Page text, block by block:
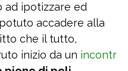
ad ipotizzare ed
accadere alla
che il tutto,
inizio da un incontr